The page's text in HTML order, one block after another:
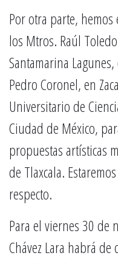
Por otra parte,
los Mtros. Raúl
Santamarina
Pedro Coronel, en
Universitario de
Ciudad de México,
propuestas artísticas
de Tlaxcala.
respecto.
Para el viernes 30 de
Chávez Lara habrá